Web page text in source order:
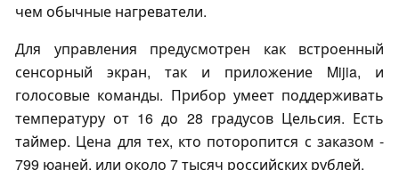
чем обычные нагреватели.
Для управления предусмотрен как встроенный
сенсорный экран, так и приложение Mijia, и
голосовые команды. Прибор умеет поддерживать
температуру от 16 до 28 градусов Цельсия. Есть
таймер. Цена для тех, кто поторопится с заказом -
799 юаней, или около 7 тысяч российских рублей.